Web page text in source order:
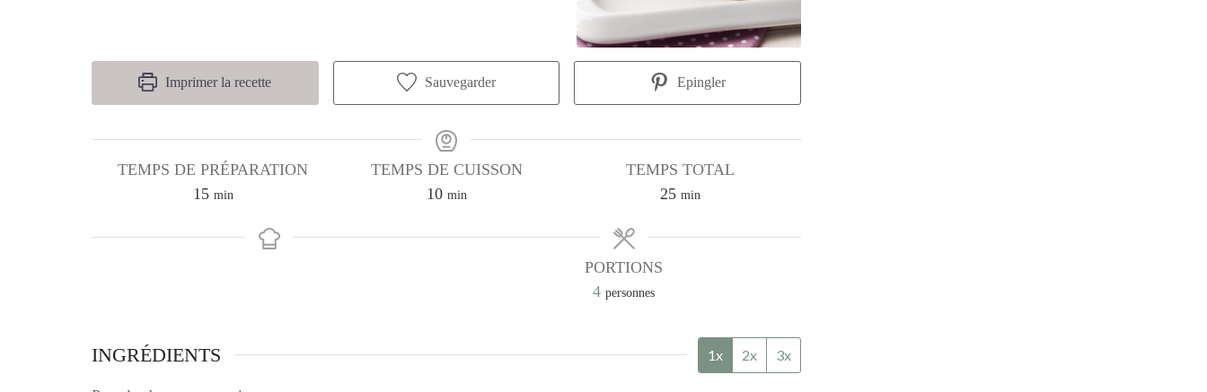
Imprimer la recette Sauvegarder Epingler
TEMPS DE PRÉPARATION
15minutes
min
TEMPS DE CUISSON
10minutes
min
TEMPS TOTAL
25minutes
min
PORTIONS
4 personnes
INGRÉDIENTS 1x 2x 3x